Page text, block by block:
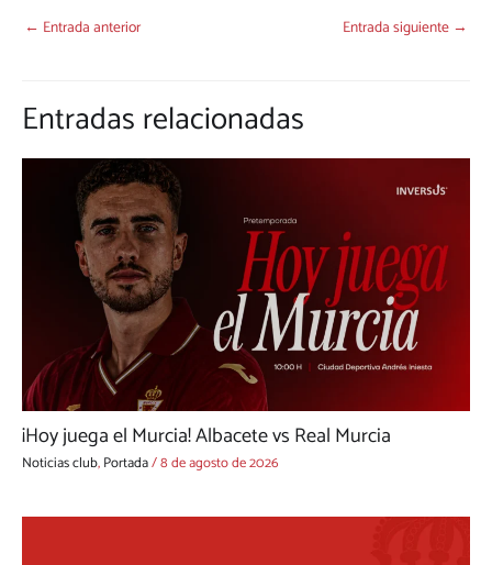
← Entrada anterior Entrada siguiente →
Entradas relacionadas
¡Hoy juega el Murcia! Albacete vs Real Murcia
Noticias club,Portada/8 de agosto de 2026